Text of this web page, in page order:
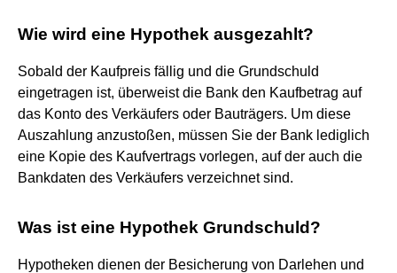
Wie wird eine Hypothek ausgezahlt?
Sobald der Kaufpreis fällig und die Grundschuld
eingetragen ist, überweist die Bank den Kaufbetrag auf
das Konto des Verkäufers oder Bauträgers. Um diese
Auszahlung anzustoßen, müssen Sie der Bank lediglich
eine Kopie des Kaufvertrags vorlegen, auf der auch die
Bankdaten des Verkäufers verzeichnet sind.
Was ist eine Hypothek Grundschuld?
Hypotheken dienen der Besicherung von Darlehen und